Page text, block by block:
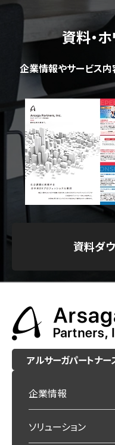
資料・
企業情報やサービス
資料ダ
アルサーガパートナー
企業情報
ソリューション